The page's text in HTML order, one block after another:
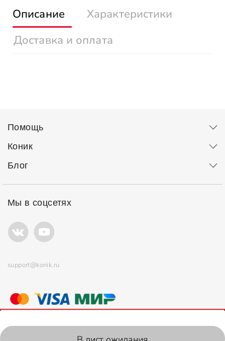
Описание
Характеристики
Доставка и оплата
Помощь
Коник
Блог
Мы в соцсетях
support@konik.ru